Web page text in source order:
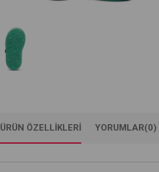
ÜRÜN ÖZELLIKLERI YORUMLAR(0)